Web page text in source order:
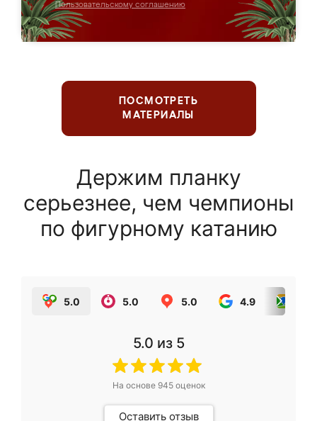
Пользовательскому соглашению
ПОСМОТРЕТЬ
МАТЕРИАЛЫ
Держим планку
серьезнее, чем чемпионы
по фигурному катанию
5.0 5.0 5.0 4.9
5.0 из 5
На основе 945оценок
Оставить отзыв